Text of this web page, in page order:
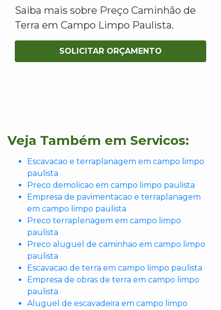
Saiba mais sobre Preço Caminhão de
Terra em Campo Limpo Paulista.
SOLICITAR ORÇAMENTO
Veja Também em Servicos:
Escavacao e terraplanagem em campo limpo
paulista
Preco demolicao em campo limpo paulista
Empresa de pavimentacao e terraplanagem
em campo limpo paulista
Preco terraplenagem em campo limpo
paulista
Preco aluguel de caminhao em campo limpo
paulista
Escavacao de terra em campo limpo paulista
Empresa de obras de terra em campo limpo
paulista
Aluguel de escavadeira em campo limpo